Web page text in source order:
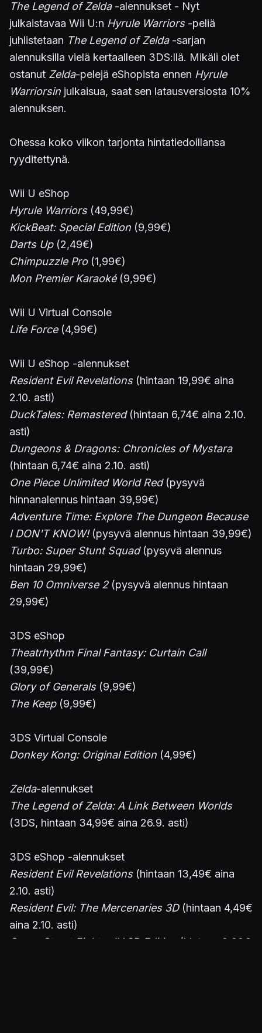
The Legend of Zelda-alennukset - Nyt
julkaistavaa Wii U:n Hyrule Warriors-peliä
juhlistetaan The Legend of Zelda-sarjan
alennuksilla vielä kertaalleen 3DS:llä. Mikäli olet
ostanut Zelda-pelejä eShopista ennen Hyrule
Warriorsin julkaisua, saat sen latausversiosta 10%
alennuksen.
Ohessa koko viikon tarjonta hintatiedoillansa
ryyditettynä.
Wii U eShop
Hyrule Warriors(49,99€)
KickBeat: Special Edition (9,99€)
Darts Up(2,49€)
Chimpuzzle Pro(1,99€)
Mon Premier Karaoké(9,99€)
Wii U Virtual Console
Life Force(4,99€)
Wii U eShop -alennukset
Resident Evil Revelations(hintaan 19,99€ aina
2.10. asti)
DuckTales: Remastered(hintaan 6,74€ aina 2.10.
asti)
Dungeons & Dragons: Chronicles of Mystara
(hintaan 6,74€ aina 2.10. asti)
One Piece Unlimited World Red(pysyvä
hinnanalennus hintaan 39,99€)
Adventure Time: Explore The Dungeon Because
I DON'T KNOW!(pysyvä alennus hintaan 39,99€)
Turbo: Super Stunt Squad(pysyvä alennus
hintaan 29,99€)
Ben 10 Omniverse 2(pysyvä alennus hintaan
29,99€)
3DS eShop
Theatrhythm Final Fantasy: Curtain Call
(39,99€)
Glory of Generals(9,99€)
The Keep(9,99€)
3DS Virtual Console
Donkey Kong: Original Edition (4,99€)
Zelda-alennukset
The Legend of Zelda: A Link Between Worlds
(3DS, hintaan 34,99€ aina 26.9. asti)
3DS eShop -alennukset
Resident Evil Revelations(hintaan 13,49€ aina
2.10. asti)
Resident Evil: The Mercenaries 3D(hintaan 4,49€
aina 2.10. asti)
Super Street Fighter IV 3D Edition
(hintaan 9,99€